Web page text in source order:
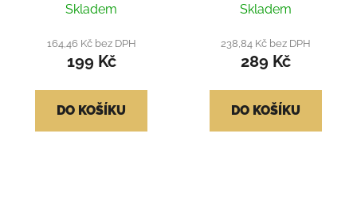
Skladem
164,46 Kč bez DPH
199 Kč
DO KOŠÍKU
Skladem
238,84 Kč bez DPH
289 Kč
DO KOŠÍKU